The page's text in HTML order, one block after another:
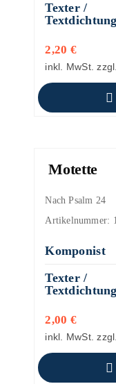
Texter /
Textdichtung
2,20 €
inkl. MwSt. zzgl.
Motette
Nach Psalm 24
Artikelnummer:
Komponist
Texter /
Textdichtung
2,00 €
inkl. MwSt. zzgl.